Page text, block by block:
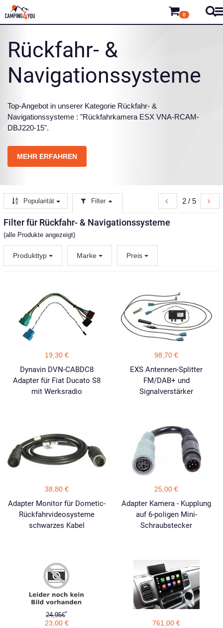
0
Rückfahr- &
Navigationssysteme
Top-Angebot in unserer Kategorie Rückfahr- &
Navigationssysteme : "Rückfahrkamera ESX VNA-RCAM-
DBJ220-15".
MEHR ERFAHREN
2 / 5
Popularität Filter
Filter für Rückfahr- & Navigationssysteme
(alle Produkte angezeigt)
Produkttyp Marke Preis
19,30 €
Dynavin DVN-CABDC8
Adapter für Fiat Ducato S8
mit Werksradio
98,70 €
EXS Antennen-Splitter
FM/DAB+ und
Signalverstärker
38,80 €
Adapter Monitor für Dometic-
Rückfahrvideosysteme
schwarzes Kabel
25,00 €
Adapter Kamera - Kupplung
auf 6-poligen Mini-
Schraubstecker
24,95€*
23,00 € 761,00 €